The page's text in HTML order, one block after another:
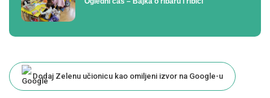
Dodaj Zelenu učionicu kao omiljeni izvor na Google-u